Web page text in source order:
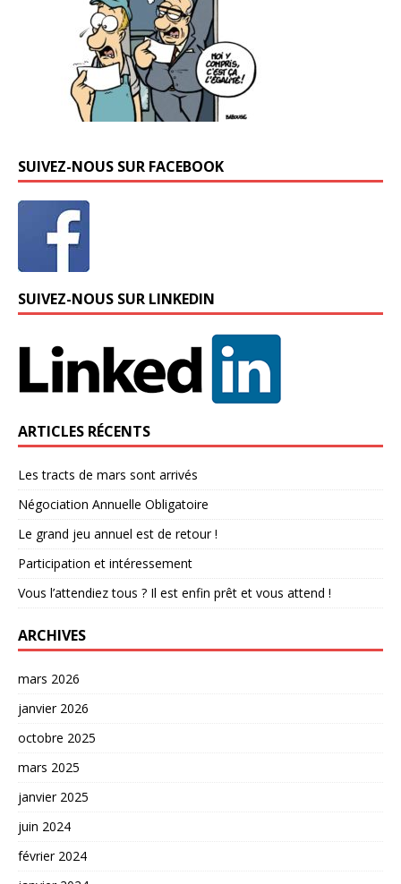
SUIVEZ-NOUS SUR FACEBOOK
SUIVEZ-NOUS SUR LINKEDIN
ARTICLES RÉCENTS
Les tracts de mars sont arrivés
Négociation Annuelle Obligatoire
Le grand jeu annuel est de retour !
Participation et intéressement
Vous l’attendiez tous ? Il est enfin prêt et vous attend !
ARCHIVES
mars 2026
janvier 2026
octobre 2025
mars 2025
janvier 2025
juin 2024
février 2024